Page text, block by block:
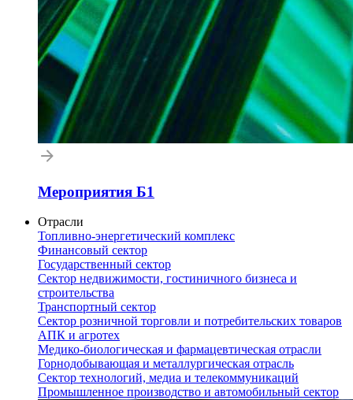
Мероприятия Б1
Отрасли
Топливно-энергетический комплекс
Финансовый сектор
Государственный сектор
Сектор недвижимости, гостиничного бизнеса и
строительства
Транспортный сектор
Сектор розничной торговли и потребительских товаров
АПК и агротех
Медико-биологическая и фармацевтическая отрасли
Горнодобывающая и металлургическая отрасль
Сектор технологий, медиа и телекоммуникаций
Промышленное производство и автомобильный сектор